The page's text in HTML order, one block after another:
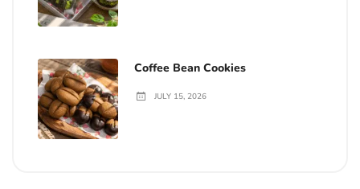
Coffee Bean Cookies
JULY 15, 2026